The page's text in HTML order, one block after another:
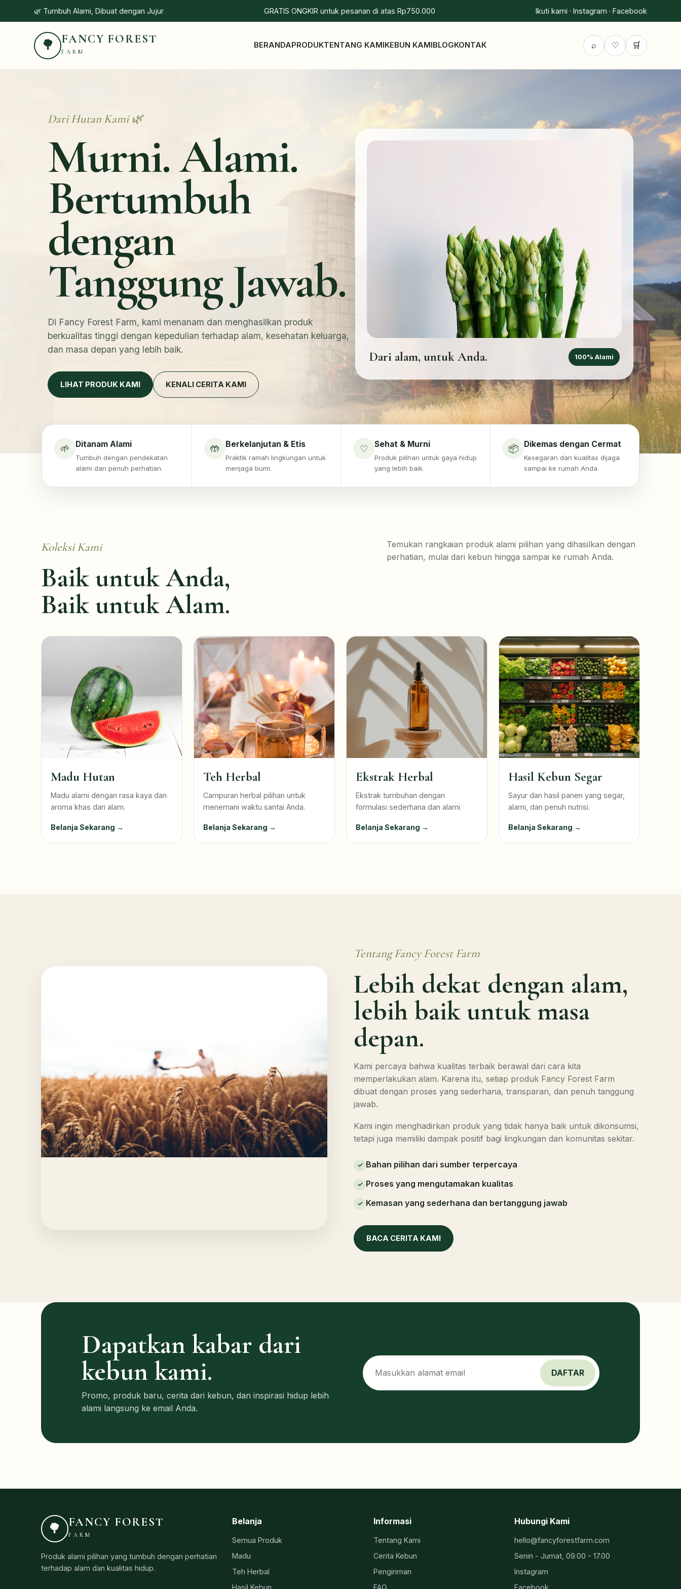
🌿 Tumbuh Alami, Dibuat dengan Jujur GRATIS ONGKIR untuk pesanan di atas Rp750.000 Ikuti kami · Instagram · Facebook
🌳 FANCY FOREST
FARM
BERANDAPRODUKTENTANG KAMIKEBUN KAMIBLOGKONTAK ⌕ ♡ 🛒
Dari Hutan Kami 🌿
Murni. Alami.
Bertumbuh
dengan
Tanggung Jawab.
Di Fancy Forest Farm, kami menanam dan menghasilkan produk
berkualitas tinggi dengan kepedulian terhadap alam, kesehatan keluarga,
dan masa depan yang lebih baik.
LIHAT PRODUK KAMI KENALI CERITA KAMI
Dari alam, untuk Anda. 100% Alami
🌱 Ditanam Alami
Tumbuh dengan pendekatan
alami dan penuh perhatian.
🤲 Berkelanjutan & Etis
Praktik ramah lingkungan untuk
menjaga bumi.
♡ Sehat & Murni
Produk pilihan untuk gaya hidup
yang lebih baik.
📦 Dikemas dengan Cermat
Kesegaran dan kualitas dijaga
sampai ke rumah Anda.
Koleksi Kami
Baik untuk Anda,
Baik untuk Alam.
Temukan rangkaian produk alami pilihan yang dihasilkan dengan
perhatian, mulai dari kebun hingga sampai ke rumah Anda.
Madu Hutan
Madu alami dengan rasa kaya dan
aroma khas dari alam.
Belanja Sekarang →
Teh Herbal
Campuran herbal pilihan untuk
menemani waktu santai Anda.
Belanja Sekarang →
Ekstrak Herbal
Ekstrak tumbuhan dengan
formulasi sederhana dan alami.
Belanja Sekarang →
Hasil Kebun Segar
Sayur dan hasil panen yang segar,
alami, dan penuh nutrisi.
Belanja Sekarang →
Tentang Fancy Forest Farm
Lebih dekat dengan alam,
lebih baik untuk masa
depan.
Kami percaya bahwa kualitas terbaik berawal dari cara kita
memperlakukan alam. Karena itu, setiap produk Fancy Forest Farm
dibuat dengan proses yang sederhana, transparan, dan penuh tanggung
jawab.
Kami ingin menghadirkan produk yang tidak hanya baik untuk dikonsumsi,
tetapi juga memiliki dampak positif bagi lingkungan dan komunitas sekitar.
✓ Bahan pilihan dari sumber terpercaya
✓ Proses yang mengutamakan kualitas
✓ Kemasan yang sederhana dan bertanggung jawab
BACA CERITA KAMI
Dapatkan kabar dari
kebun kami.
Promo, produk baru, cerita dari kebun, dan inspirasi hidup lebih
alami langsung ke email Anda.
DAFTAR
🌳 FANCY FOREST
FARM
Produk alami pilihan yang tumbuh dengan perhatian
terhadap alam dan kualitas hidup.
Belanja
Semua Produk
Madu
Teh Herbal
Hasil Kebun
Informasi
Tentang Kami
Cerita Kebun
Pengiriman
FAQ
Hubungi Kami
hello@fancyforestfarm.com
Senin - Jumat, 09.00 - 17.00
Instagram
Facebook